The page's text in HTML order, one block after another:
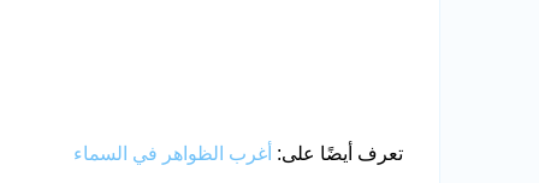
تعرف أيضًا على: أغرب الظواهر في السماء